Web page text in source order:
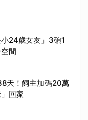
24歲女友」3碩1
間
天！飼主加碼20萬
回家